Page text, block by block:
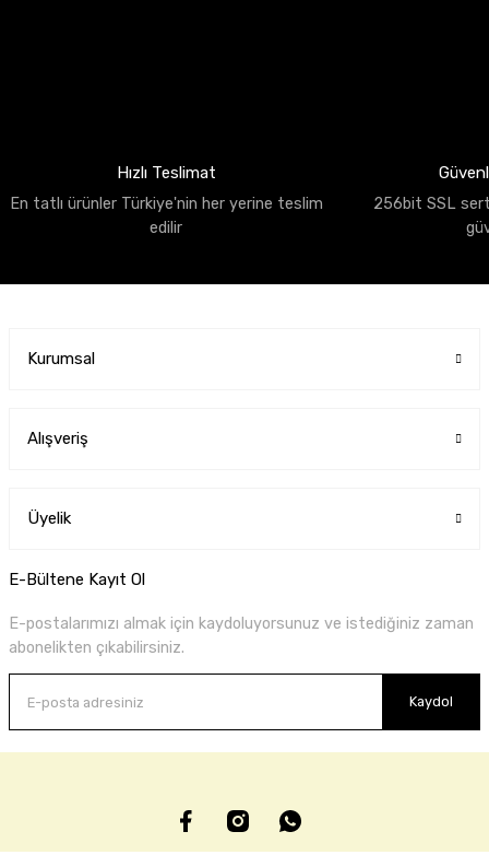
Hızlı Teslimat
En tatlı ürünler Türkiye'nin her yerine teslim
edilir
256bit SSL
Kurumsal
Alışveriş
Üyelik
E-Bültene Kayıt Ol
E-postalarımızı almak için kaydoluyorsunuz ve istediğiniz zaman
abonelikten çıkabilirsiniz.
Kaydol